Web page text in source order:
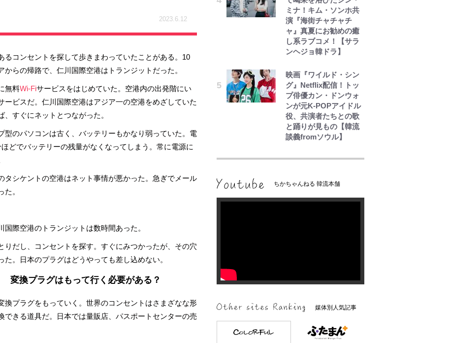
2023.6.12
るコンセントを探して歩きまわっていたことがある。10
らの帰路で、仁川国際空港はトランジットだった。
無料Wi-Fiサービスをはじめていた。空港内の出発階にい
ービスだ。仁川国際空港はアジア一の空港をめざしていた
すぐにネットとつながった。
のパソコンは古く、バッテリーもかなり弱っていた。電
どでバッテリーの残量がなくなってしまう。常に電源に
シケントの空港はネット事情が悪かった。急ぎでメール
。
際空港のトランジットは数時間あった。
だし、コンセントを探す。すぐにみつかったが、その穴
。日本のプラグはどうやっても差し込めない。
変換プラグはもって行く必要がある？
プラグをもっていく。世界のコンセントはさまざなな形
できる道具だ。日本では量販店、パスポートセンターの売
ミナ！キム・ソンホ共
演『海街チャチャチ
ャ』真夏にお勧めの癒
し系ラブコメ！【サラ
ンヘジョ韓ドラ】
映画『ワイルド・シン
グ』Netflix配信！トッ
プ俳優カン・ドンウォ
ンが元K-POPアイドル
役、共演者たちとの歌
と踊りが見もの【韓流
談義fromソウル】
ちかちゃんねる 韓流本舗
媒体別人気記事